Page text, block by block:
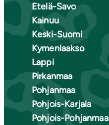
Etelä-Savo
Kainuu
Keski-Suomi
Kymenlaakso
Lappi
Pirkanmaa
Pohjanmaa
Pohjois-Karjala
Pohjois-Pohjanmaa